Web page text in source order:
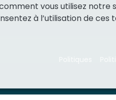
vous utilisez
à l’utilisation de ces